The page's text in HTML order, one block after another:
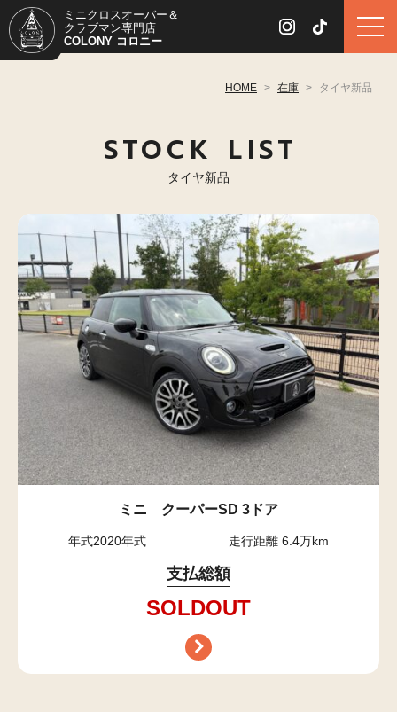
ミニクロスオーバー＆
クラブマン専門店
COLONY コロニー
HOME > 在庫 > タイヤ新品
STOCK LIST
タイヤ新品
ミニ クーパーSD 3ドア
年式2020年式 走行距離 6.4万km
支払総額
SOLDOUT